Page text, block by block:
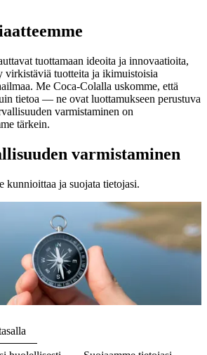
tuottamaan ideoita ja innovaatioita,
virkistäviä tuotteita ja ikimuistoisia
Me Coca‑Colalla uskomme, että
tietoa — ne ovat luottamukseen perustuva
varmistaminen on
tärkein.
varmistaminen
kunnioittaa ja suojata tietojasi.